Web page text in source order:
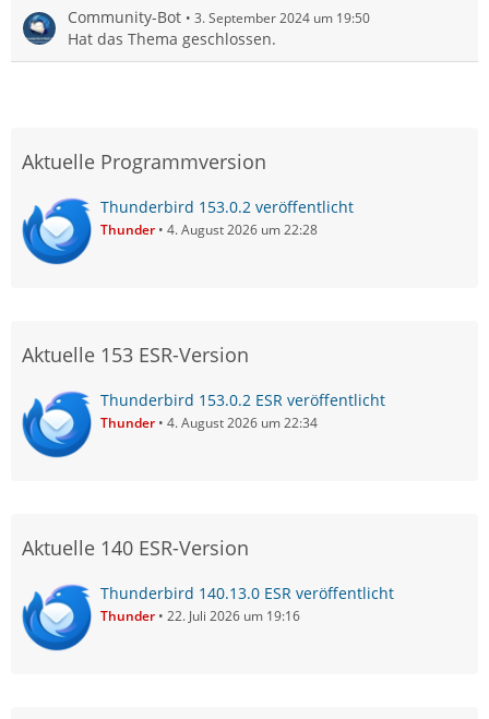
Community-Bot 3. September 2024 um 19:50
Hat das Thema geschlossen.
Aktuelle Programmversion
Thunderbird 153.0.2 veröffentlicht
Thunder 4. August 2026 um 22:28
Aktuelle 153 ESR-Version
Thunderbird 153.0.2 ESR veröffentlicht
Thunder 4. August 2026 um 22:34
Aktuelle 140 ESR-Version
Thunderbird 140.13.0 ESR veröffentlicht
Thunder 22. Juli 2026 um 19:16